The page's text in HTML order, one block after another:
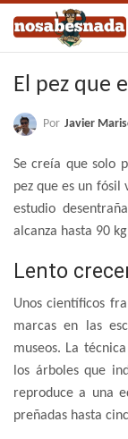
El pez que
Por Javier
Se creía que solo
pez que es un fósil
estudio
alcanza hasta 90
Lento
Unos científicos
marcas en las
museos. La
los árboles que
reproduce a una
preñadas hasta